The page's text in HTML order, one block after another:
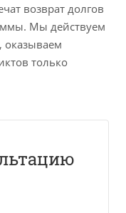
возврат долгов
Мы действуем
оказываем
только